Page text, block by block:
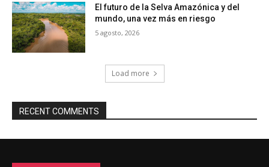
El futuro de la Selva Amazónica y del
mundo, una vez más en riesgo
5 agosto, 2026
Load more
RECENT COMMENTS